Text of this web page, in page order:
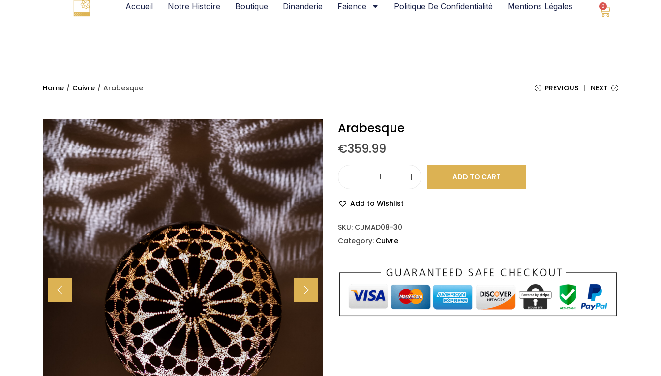
Accueil Notre Histoire Boutique Dinanderie Faience Politique De Confidentialité Mentions Légales 0
Home / Cuivre / Arabesque PREVIOUS NEXT
Arabesque
€359.99
ADD TO CART
Add to Wishlist
SKU: CUMAD08-30
Category: Cuivre